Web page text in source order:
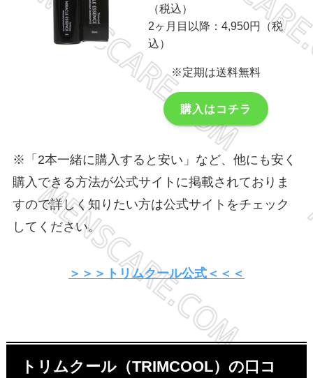
（税込）
2ヶ月目以降：4,950円（税
込）
※定期は送料無料
購入はコチラ
※「2本一緒に購入すると安い」など、他にも安く
購入できる方法が公式サイトに掲載されておりま
すので詳しく知りたい方は公式サイトをチェック
してください。
＞＞＞トリムクール公式＜＜＜
トリムクール（TRIMCOOL）の口コ